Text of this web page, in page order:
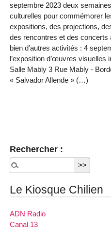
septembre 2023 deux
culturelles pour commémorer
expositions, des projections,
des rencontres et des
bien d’autres activités : 4
l’exposition d’œuvres visuelles
Salle Mably 3 Rue Mably -
« Salvador Allende » (…)
Rechercher :
Le Kiosque Chilien
ADN Radio
Canal 13